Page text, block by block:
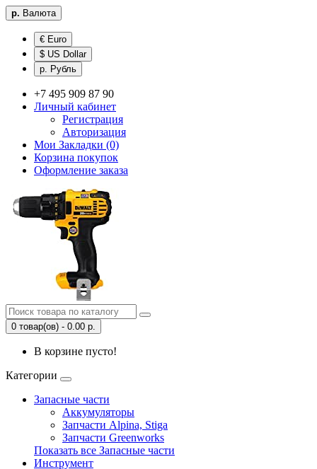
р. Валюта
€ Euro
$ US Dollar
р. Рубль
+7 495 909 87 90
Личный кабинет
Регистрация
Авторизация
Мои Закладки (0)
Корзина покупок
Оформление заказа
0 товар(ов) - 0.00 р.
В корзине пусто!
Категории
Запасные части
Аккумуляторы
Запчасти Alpina, Stiga
Запчасти Greenworks
Показать все Запасные части
Инструмент